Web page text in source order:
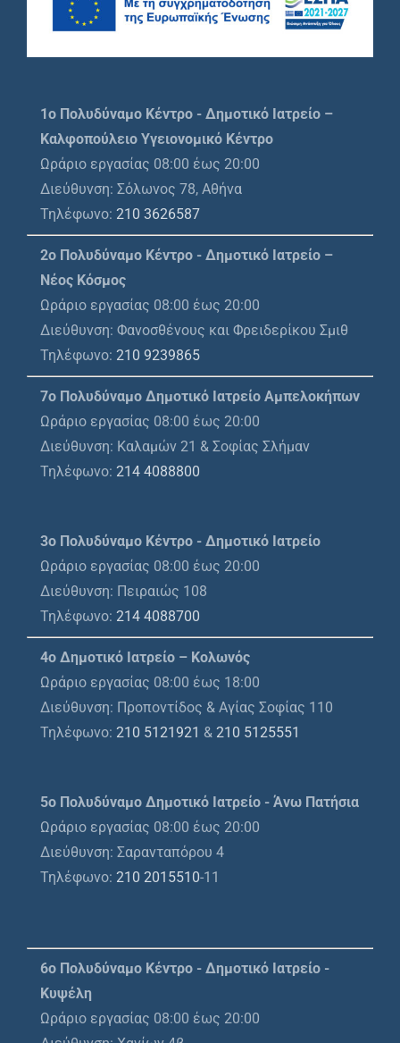
1o Πολυδύναμο Κέντρο - Δημοτικό Ιατρείο –
Καλφοπούλειο Υγειονομικό Κέντρο
Ωράριο εργασίας 08:00 έως 20:00
Διεύθυνση: Σόλωνος 78, Αθήνα
Τηλέφωνο: 210 3626587
2ο Πολυδύναμο Κέντρο - Δημοτικό Ιατρείο –
Νέος Κόσμος
Ωράριο εργασίας 08:00 έως 20:00
Διεύθυνση: Φανοσθένους και Φρειδερίκου Σμιθ
Τηλέφωνο: 210 9239865
7ο Πολυδύναμο Δημοτικό Ιατρείο Αμπελοκήπων
Ωράριο εργασίας 08:00 έως 20:00
Διεύθυνση: Καλαμών 21 & Σοφίας Σλήμαν
Τηλέφωνο: 214 4088800
3ο Πολυδύναμο Κέντρο - Δημοτικό Ιατρείο
Ωράριο εργασίας 08:00 έως 20:00
Διεύθυνση: Πειραιώς 108
Τηλέφωνο: 214 4088700
4ο Δημοτικό Ιατρείο – Κολωνός
Ωράριο εργασίας 08:00 έως 18:00
Διεύθυνση: Προποντίδος & Αγίας Σοφίας 110
Τηλέφωνο: 210 5121921 & 210 5125551
5ο Πολυδύναμο Δημοτικό Ιατρείο - Άνω Πατήσια
Ωράριο εργασίας 08:00 έως 20:00
Διεύθυνση: Σαρανταπόρου 4
Τηλέφωνο: 210 2015510-11
6ο Πολυδύναμο Κέντρο - Δημοτικό Ιατρείο -
Κυψέλη
Ωράριο εργασίας 08:00 έως 20:00